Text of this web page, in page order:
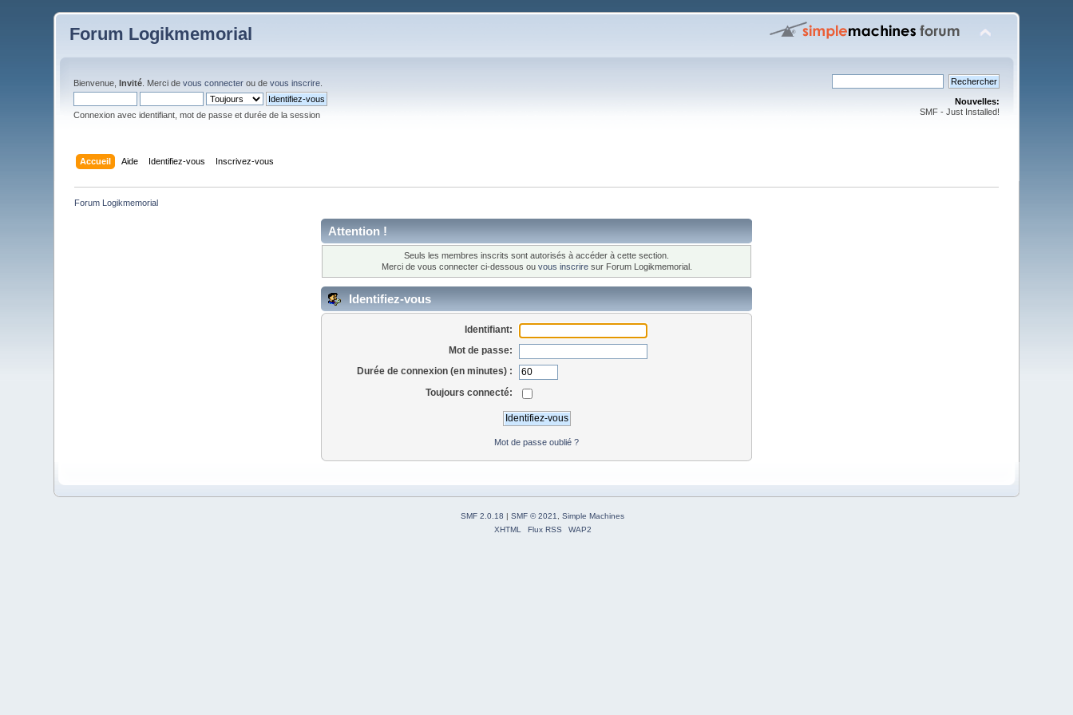
Forum Logikmemorial
Bienvenue,Invité . Merci devous connecter ou devous inscrire
Connexion avec identifiant, mot de passe et durée de la session
Nouvelles:
SMF - Just Installed!
Accueil Aide Identifiez-vous Inscrivez-vous
Forum Logikmemorial
Attention !
Seuls les membres inscrits sont autorisés à accéder à cette section.
Merci de vous connecter ci-dessous ou vous inscriresur Forum Logikmemorial.
Identifiez-vous
Identifiant:
Mot de passe:
Durée de connexion (en minutes) :
Toujours connecté:
Mot de passe oublié ?
SMF 2.0.18 | SMF © 2021
Simple Machines
XHTML
Flux RSS WAP2